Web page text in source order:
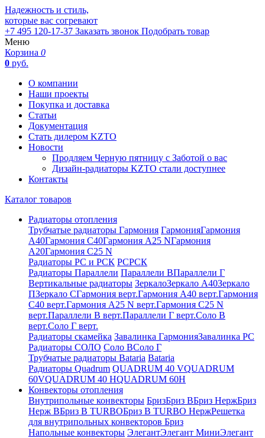
Надежность и стиль,
которые вас согревают
+7 495 120-17-37 Заказать звонок Подобрать товар
Меню
Корзина 0
0 руб.
О компании
Наши проекты
Покупка и доставка
Статьи
Документация
Стать дилером KZTO
Новости
Продляем Черную пятницу с Заботой о вас
Дизайн-радиаторы KZTO стали доступнее
Контакты
Каталог товаров
Радиаторы отопления
Трубчатые радиаторы Гармония ГармонияГармония
А40Гармония С40Гармония А25 NГармония
А20Гармония С25 N
Радиаторы РС и РСК РСРСК
Радиаторы Параллели Параллели ВПараллели Г
Вертикальные радиаторы ЗеркалоЗеркало А40Зеркало
ПЗеркало СГармония верт.Гармония А40 верт.Гармония
С40 верт.Гармония А25 N верт.Гармония С25 N
верт.Параллели В верт.Параллели Г верт.Соло В
верт.Соло Г верт.
Радиаторы скамейка Завалинка ГармонияЗавалинка РС
Радиаторы СОЛО Соло ВСоло Г
Трубчатые радиаторы Bataria Bataria
Радиаторы Quadrum QUADRUM 40 VQUADRUM
60VQUADRUM 40 HQUADRUM 60H
Конвекторы отопления
Внутрипольные конвекторы БризБриз ВБриз НержБриз
Нерж ВБриз В TURBOБриз В TURBO НержРешетка
для внутрипольных конвекторов Бриз
Напольные конвекторы ЭлегантЭлегант МиниЭлегант